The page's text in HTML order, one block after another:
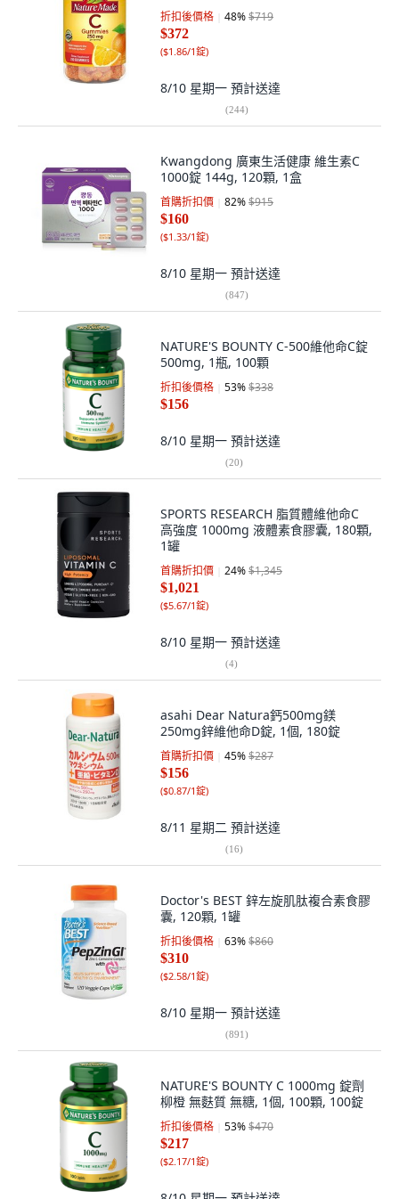
折扣後價格 48%$719
$372
($1.86/1錠)
8/10 星期一 預計送達
(244)
Kwangdong 廣東生活健康 維生素C
1000錠 144g, 120顆, 1盒
首購折扣價 82%$915
$160
($1.33/1錠)
8/10 星期一 預計送達
(847)
NATURE'S BOUNTY C-500維他命C錠
500mg, 1瓶, 100顆
折扣後價格 53%$338
$156
8/10 星期一 預計送達
(20)
SPORTS RESEARCH 脂質體維他命C
高強度 1000mg 液體素食膠囊, 180顆,
1罐
首購折扣價 24%$1,345
$1,021
($5.67/1錠)
8/10 星期一 預計送達
(4)
asahi Dear Natura鈣500mg鎂
250mg鋅維他命D錠, 1個, 180錠
首購折扣價 45%$287
$156
($0.87/1錠)
8/11 星期二 預計送達
(16)
Doctor's BEST 鋅左旋肌肽複合素食膠
囊, 120顆, 1罐
折扣後價格 63%$860
$310
($2.58/1錠)
8/10 星期一 預計送達
(891)
NATURE'S BOUNTY C 1000mg 錠劑
柳橙 無麩質 無糖, 1個, 100顆, 100錠
折扣後價格 53%$470
$217
($2.17/1錠)